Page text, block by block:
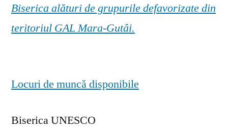
Biserica alături de grupurile defavorizate din
teritoriul GAL Mara-Gutâi.
Locuri de muncă disponibile
Biserica UNESCO